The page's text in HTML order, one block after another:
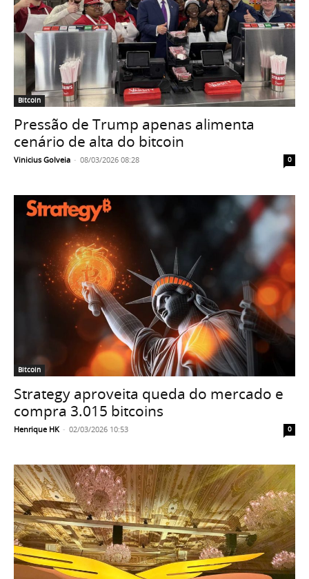
Bitcoin
Pressão de Trump apenas alimenta
cenário de alta do bitcoin
Vinicius Golveia - 08/03/2026 08:28 0
Bitcoin
Strategy aproveita queda do mercado e
compra 3.015 bitcoins
Henrique HK - 02/03/2026 10:53 0